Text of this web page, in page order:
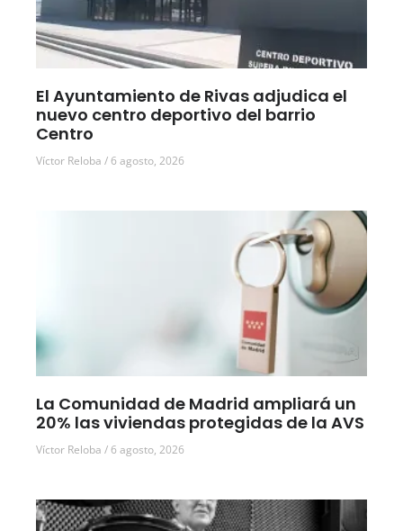
El Ayuntamiento de Rivas adjudica el
nuevo centro deportivo del barrio
Centro
Víctor Reloba 6 agosto, 2026
La Comunidad de Madrid ampliará un
20% las viviendas protegidas de la AVS
Víctor Reloba 6 agosto, 2026